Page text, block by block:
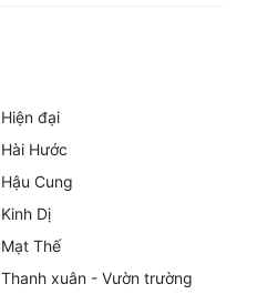
Hiện đại
Hài Hước
Hậu Cung
Kinh Dị
Mạt Thế
Thanh xuân - Vườn trường